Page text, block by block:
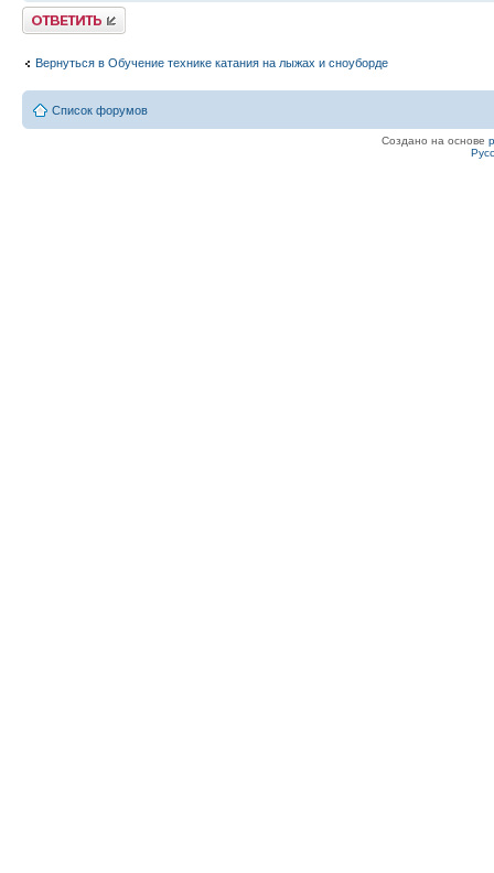
Ответить
Вернуться в Обучение технике катания на лыжах и сноуборде
Список форумов
Создано на основе